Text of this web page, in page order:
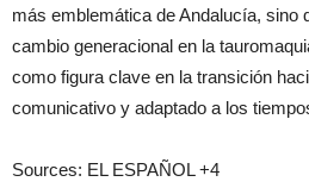
más emblemática de Andalucía, sino
cambio generacional en la
como figura clave en la transición
comunicativo y adaptado a los
Sources: EL ESPAÑOL +4